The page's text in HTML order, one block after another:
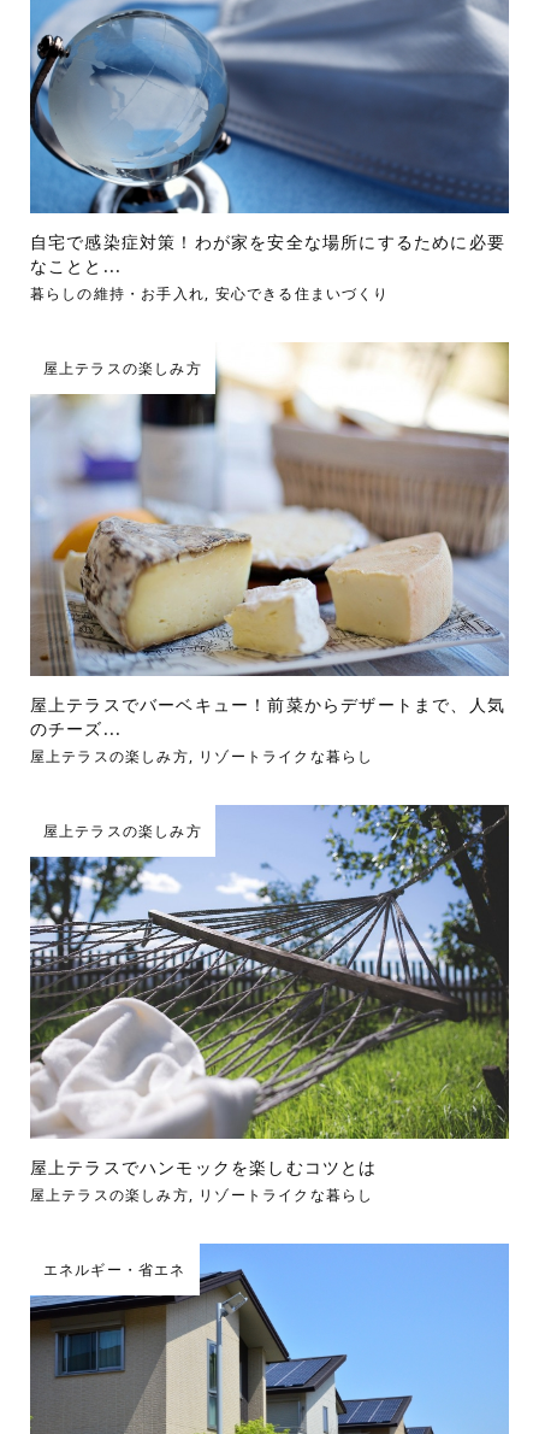
自宅で感染症対策！わが家を安全な場所にするために必要
なことと...
暮らしの維持・お手入れ, 安心できる住まいづくり
屋上テラスの楽しみ方
屋上テラスでバーベキュー！前菜からデザートまで、人気
のチーズ...
屋上テラスの楽しみ方, リゾートライクな暮らし
屋上テラスの楽しみ方
屋上テラスでハンモックを楽しむコツとは
屋上テラスの楽しみ方, リゾートライクな暮らし
エネルギー・省エネ